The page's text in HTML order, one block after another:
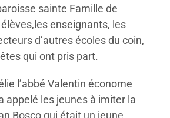
sainte Famille de
élèves,les enseignants, les
d’autres écoles du coin,
qui ont pris part.
l’abbé Valentin économe
appelé les jeunes à imiter la